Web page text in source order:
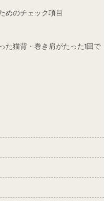
めのチェック項目
た猫背・巻き肩がたった1回で